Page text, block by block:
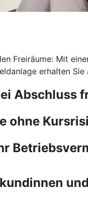
Freiräume: Mit
erhalten
Abschluss
ohne